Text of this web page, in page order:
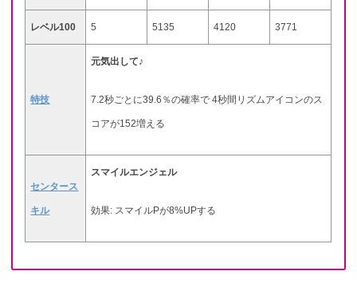
レベル100 5 5135 4120 3771
特技
元気出して♪
7.2秒ごとに39.6％の確率で 4秒間リズムアイコンのス
コアが152増える
センタース
キル
スマイルエンジェル
効果: スマイルPが8%UPする